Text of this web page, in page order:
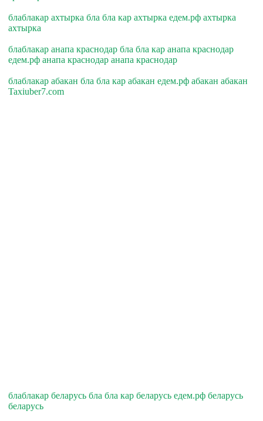
блаблакар ахтырка бла бла кар ахтырка едем.рф ахтырка
ахтырка
блаблакар анапа краснодар бла бла кар анапа краснодар
едем.рф анапа краснодар анапа краснодар
блаблакар абакан бла бла кар абакан едем.рф абакан абакан
Taxiuber7.com
блаблакар беларусь бла бла кар беларусь едем.рф беларусь
беларусь